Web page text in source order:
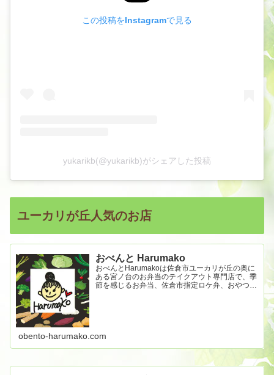
この投稿をInstagramで見る
yukarikb(@yukarikb)がシェアした投稿
ユーカリが丘人気のお店
おべんと Harumako
おべんとHarumakoは佐倉市ユーカリが丘の奥に
ある宮ノ台のお弁当のテイクアウト専門店で、季
節を感じるお弁当、佐倉市指定ロケ弁、おやつな
obento-harumako.com